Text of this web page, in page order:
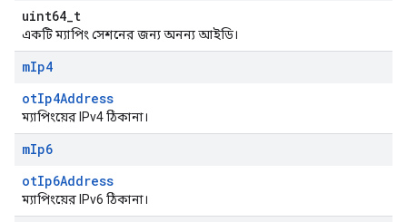
uint64_t
একটি ম্যাপিং সেশনের জন্য অনন্য আইডি।
mIp4
otIp4Address
ম্যাপিংয়ের IPv4 ঠিকানা।
mIp6
otIp6Address
ম্যাপিংয়ের IPv6 ঠিকানা।